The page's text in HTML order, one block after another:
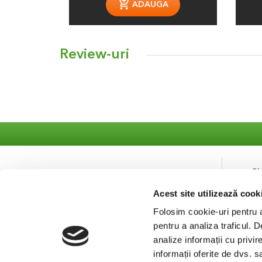
Acest site utilizează
Folosim cookie-uri pentru
pentru a analiza traficul.
analize informații cu
informații oferite de dvs.
ADAUGA
Review-uri